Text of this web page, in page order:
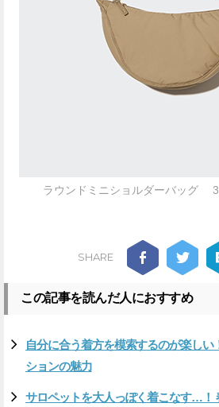
ラウンドミニショルダーバッグ
SHARE
この記事を読んだ人におすすめ
自分に合う着方を模索するのが楽しい
ションの魅力
サロペットを大人っぽく着こなす…！